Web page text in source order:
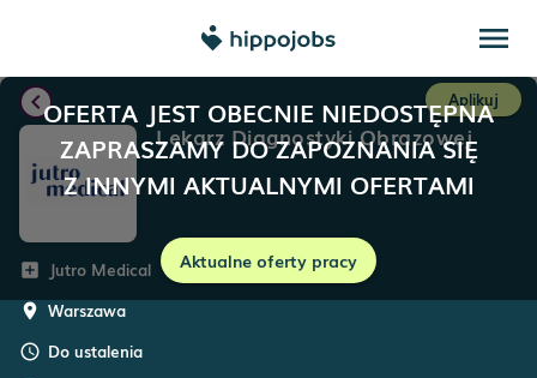
menu
OFERTA JEST OBECNIE NIEDOSTĘPNA
ZAPRASZAMY DO ZAPOZNANIA SIĘ
Z INNYMI AKTUALNYMI OFERTAMI
Aktualne oferty pracy
chevron_left Aplikuj
Lekarz Diagnostyki Obrazowej
add_box Jutro Medical
room Warszawa
schedule Do ustalenia